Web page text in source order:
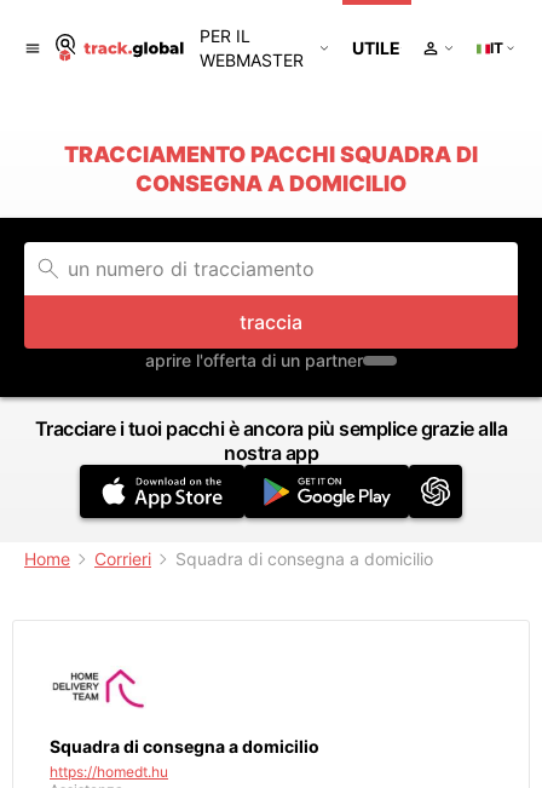
PER IL
WEBMASTER
UTILE IT
TRACCIAMENTO PACCHI SQUADRA DI
CONSEGNA A DOMICILIO
traccia
aprire l'offerta di un partner
Tracciare i tuoi pacchi è ancora più semplice grazie alla
nostra app
Home Corrieri Squadra di consegna a domicilio
Squadra di consegna a domicilio
https://homedt.hu